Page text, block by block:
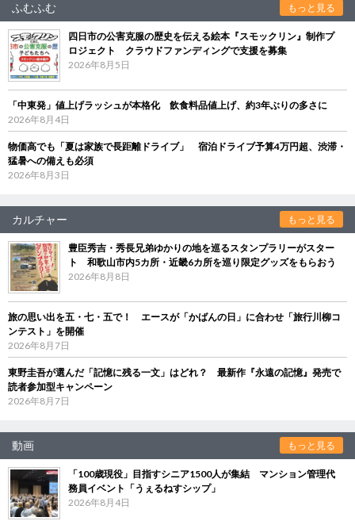
ふむふむ もっと見る
四日市の公害克服の歴史を伝える絵本『スモックリン』制作プ
ロジェクト クラウドファンディングで支援を募集
2026年8月5日
「中東発」値上げラッシュが本格化 飲食料品値上げ、約3年ぶりの多さに
2026年8月4日
物価高でも「夏は家族で長距離ドライブ」 宿泊ドライブ予算4万円超、渋滞・
猛暑への備えも必須
2026年8月3日
カルチャー もっと見る
豊臣秀吉・秀長兄弟ゆかりの地を巡るスタンプラリーがスター
ト 和歌山市内5カ所・近畿6カ所を巡り限定グッズをもらおう
2026年8月8日
旅の思い出を五・七・五で！ エースが「かばんの日」に合わせ「旅行川柳コ
ンテスト」を開催
2026年8月7日
東野圭吾が選んだ「記憶に残る一文」はどれ？ 最新作『永遠の記憶』発売で
読者参加型キャンペーン
2026年8月7日
動画 もっと見る
「100歳現役」目指すシニア1500人が集結 マンション管理代
務員イベント「うぇるねすシップ」
2026年8月4日